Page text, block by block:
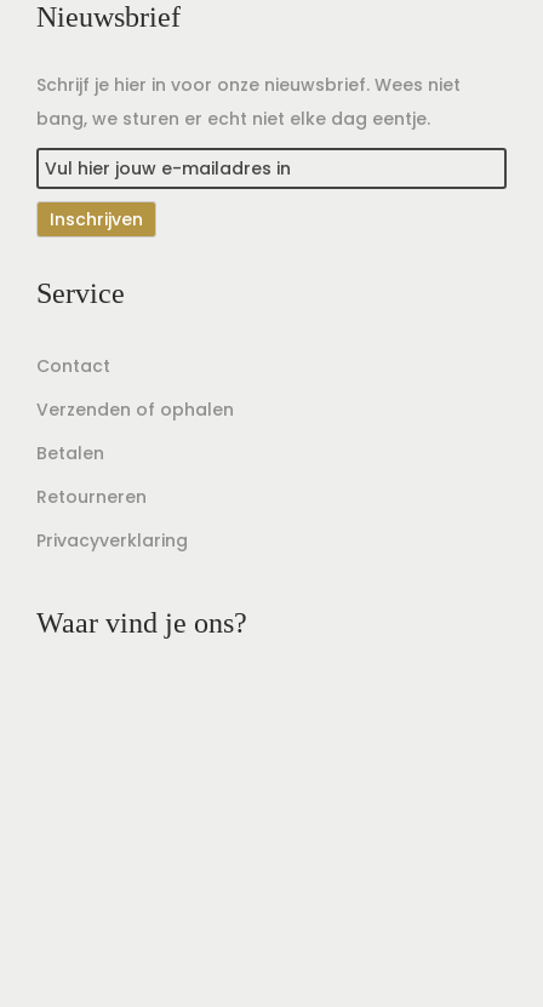
Nieuwsbrief
Schrijf je hier in voor onze nieuwsbrief. Wees niet
bang, we sturen er echt niet elke dag eentje.
Service
Contact
Verzenden of ophalen
Betalen
Retourneren
Privacyverklaring
Waar vind je ons?